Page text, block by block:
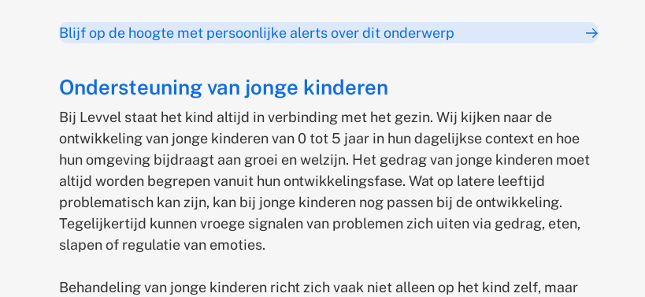
Blijf op de hoogte met persoonlijke alerts over dit onderwerp
Ondersteuning van jonge kinderen
Bij Levvel staat het kind altijd in verbinding met het gezin. Wij kijken naar de
ontwikkeling van jonge kinderen van 0 tot 5 jaar in hun dagelijkse context en hoe
hun omgeving bijdraagt aan groei en welzijn. Het gedrag van jonge kinderen moet
altijd worden begrepen vanuit hun ontwikkelingsfase. Wat op latere leeftijd
problematisch kan zijn, kan bij jonge kinderen nog passen bij de ontwikkeling.
Tegelijkertijd kunnen vroege signalen van problemen zich uiten via gedrag, eten,
slapen of regulatie van emoties.
Behandeling van jonge kinderen richt zich vaak niet alleen op het kind zelf, maar